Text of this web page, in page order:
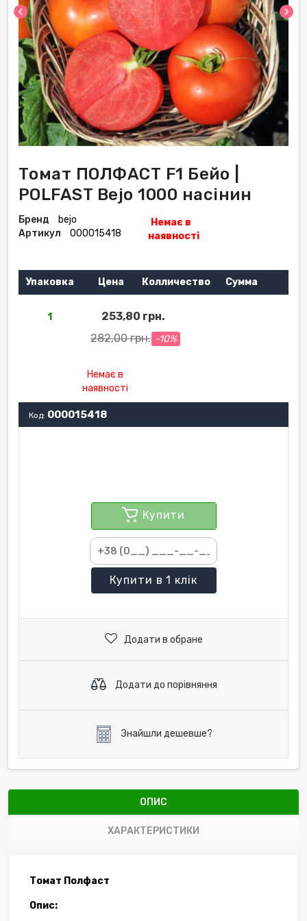
chevron_left chevron_right
Томат ПОЛФАСТ F1 Бейо |
POLFAST Bejo 1000 насінин
Бренд
bejo
Артикул
000015418
Немає в
наявності
Упаковка Цена Колличество Сумма
1
253,80 грн.
282,00 грн. -10%
Немає в
наявності
Код: 000015418
Купити
Купити в 1 клік
Додати в обране
Додати до порівняння
Знайшли дешевше?
ОПИС
ХАРАКТЕРИСТИКИ
Томат Полфаст
Опис: